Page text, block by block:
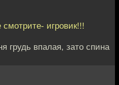
игровик!!!
грудь впалая, зато спина